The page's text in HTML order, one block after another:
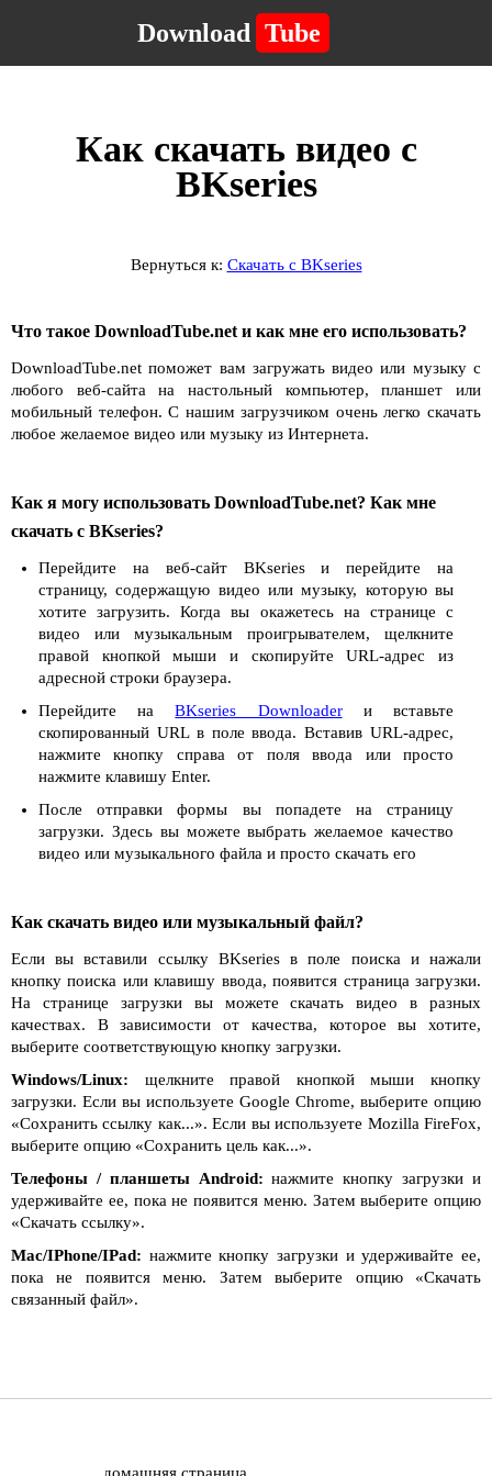
Download Tube
Как скачать видео с
BKseries
Вернуться к: Скачать с BKseries
Что такое DownloadTube.net и как мне его использовать?
DownloadTube.net поможет вам загружать видео или музыку с
любого веб-сайта на настольный компьютер, планшет или
мобильный телефон. С нашим загрузчиком очень легко скачать
любое желаемое видео или музыку из Интернета.
Как я могу использовать DownloadTube.net? Как мне
скачать с BKseries?
Перейдите на веб-сайт BKseries и перейдите на
страницу, содержащую видео или музыку, которую вы
хотите загрузить. Когда вы окажетесь на странице с
видео или музыкальным проигрывателем, щелкните
правой кнопкой мыши и скопируйте URL-адрес из
адресной строки браузера.
Перейдите наBKseries Downloaderи вставьте
скопированный URL в поле ввода. Вставив URL-адрес,
нажмите кнопку справа от поля ввода или просто
нажмите клавишу Enter.
После отправки формы вы попадете на страницу
загрузки. Здесь вы можете выбрать желаемое качество
видео или музыкального файла и просто скачать его
Как скачать видео или музыкальный файл?
Если вы вставили ссылку BKseries в поле поиска и нажали
кнопку поиска или клавишу ввода, появится страница загрузки.
На странице загрузки вы можете скачать видео в разных
качествах. В зависимости от качества, которое вы хотите,
выберите соответствующую кнопку загрузки.
Windows/Linux: щелкните правой кнопкой мыши кнопку
загрузки. Если вы используете Google Chrome, выберите опцию
«Сохранить ссылку как...». Если вы используете Mozilla FireFox,
выберите опцию «Сохранить цель как...».
Телефоны / планшеты Android: нажмите кнопку загрузки и
удерживайте ее, пока не появится меню. Затем выберите опцию
«Скачать ссылку».
Mac/IPhone/IPad: нажмите кнопку загрузки и удерживайте ее,
пока не появится меню. Затем выберите опцию «Скачать
связанный файл».